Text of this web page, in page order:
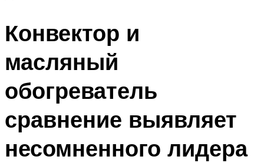
Конвектор и
масляный
обогреватель
сравнение выявляет
несомненного лидера